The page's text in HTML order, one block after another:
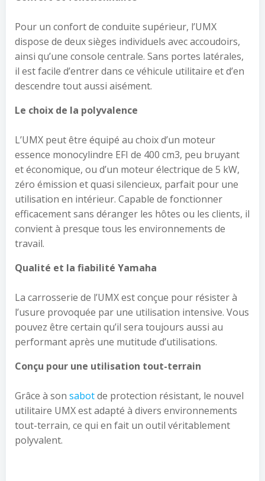
Pour un confort de conduite supérieur, l’UMX
dispose de deux sièges individuels avec accoudoirs,
ainsi qu’une console centrale. Sans portes latérales,
il est facile d’entrer dans ce véhicule utilitaire et d’en
descendre tout aussi aisément.
Le choix de la polyvalence
L’UMX peut être équipé au choix d’un moteur
essence monocylindre EFI de 400 cm3, peu bruyant
et économique, ou d’un moteur électrique de 5 kW,
zéro émission et quasi silencieux, parfait pour une
utilisation en intérieur. Capable de fonctionner
efficacement sans déranger les hôtes ou les clients, il
convient à presque tous les environnements de
travail.
Qualité et la fiabilité Yamaha
La carrosserie de l’UMX est conçue pour résister à
l’usure provoquée par une utilisation intensive. Vous
pouvez être certain qu’il sera toujours aussi au
performant après une mutitude d’utilisations.
Conçu pour une utilisation tout-terrain
Grâce à son sabotde protection résistant, le nouvel
utilitaire UMX est adapté à divers environnements
tout-terrain, ce qui en fait un outil véritablement
polyvalent.